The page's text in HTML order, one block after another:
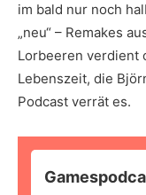
im bald nur noch
„neu“ – Remakes
Lorbeeren verdient
Lebenszeit, die
Podcast verrät es.